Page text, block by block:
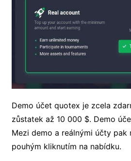
Demo účet quotex je zcela
zůstatek až 10 000 $. Demo
Mezi demo a reálnými účty pak
pouhým kliknutím na nabídku.